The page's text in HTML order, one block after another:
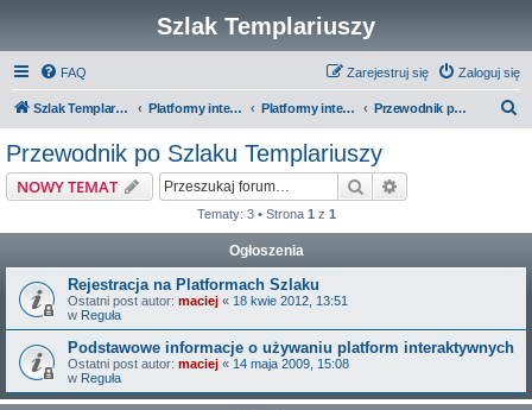
Szlak Templariuszy
FAQ Zaloguj się
Zarejestruj się
Szlak Templariuszy Platformy interaktywne Szlaku Templariuszy Platformy interaktywne - Miejsca związane z Templariuszami Przewodnik po Szlaku Templariuszy
Przewodnik po Szlaku Templariuszy
NOWY TEMAT Szukaj
Tematy: 3 • Strona 1 z 1
Ogłoszenia
Rejestracja na Platformach Szlaku
Ostatni post autor: maciej « 18 kwie 2012, 13:51
w Reguła
Podstawowe informacje o używaniu platform interaktywnych
Ostatni post autor: maciej « 14 maja 2009, 15:08
w Reguła